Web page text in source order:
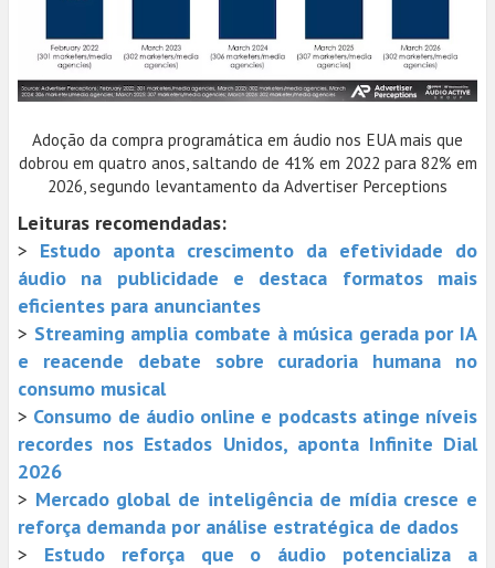
Adoção da compra programática em áudio nos EUA mais que
dobrou em quatro anos, saltando de 41% em 2022 para 82% em
2026, segundo levantamento da Advertiser Perceptions
Leituras recomendadas:
> Estudo aponta crescimento da efetividade do
áudio na publicidade e destaca formatos mais
eficientes para anunciantes
> Streaming amplia combate à música gerada por IA
e reacende debate sobre curadoria humana no
consumo musical
> Consumo de áudio online e podcasts atinge níveis
recordes nos Estados Unidos, aponta Infinite Dial
2026
> Mercado global de inteligência de mídia cresce e
reforça demanda por análise estratégica de dados
> Estudo reforça que o áudio potencializa a